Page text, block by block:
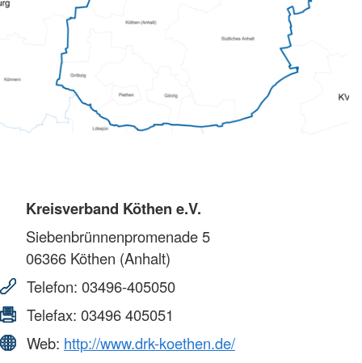
Kreisverband Köthen e.V.
Siebenbrünnenpromenade 5
06366 Köthen (Anhalt)
Telefon: 03496-405050
Telefax: 03496 405051
Web: http://www.drk-koethen.de/